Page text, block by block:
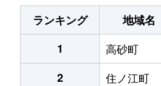
ランキング
地域名
1
高砂町
2
住ノ江町